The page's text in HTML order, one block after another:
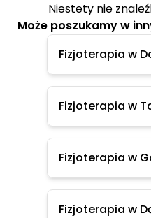
Niestety nie
Może poszukamy w
Fizjoterapia w
Fizjoterapia w
Fizjoterapia w
Fizjoterapia w